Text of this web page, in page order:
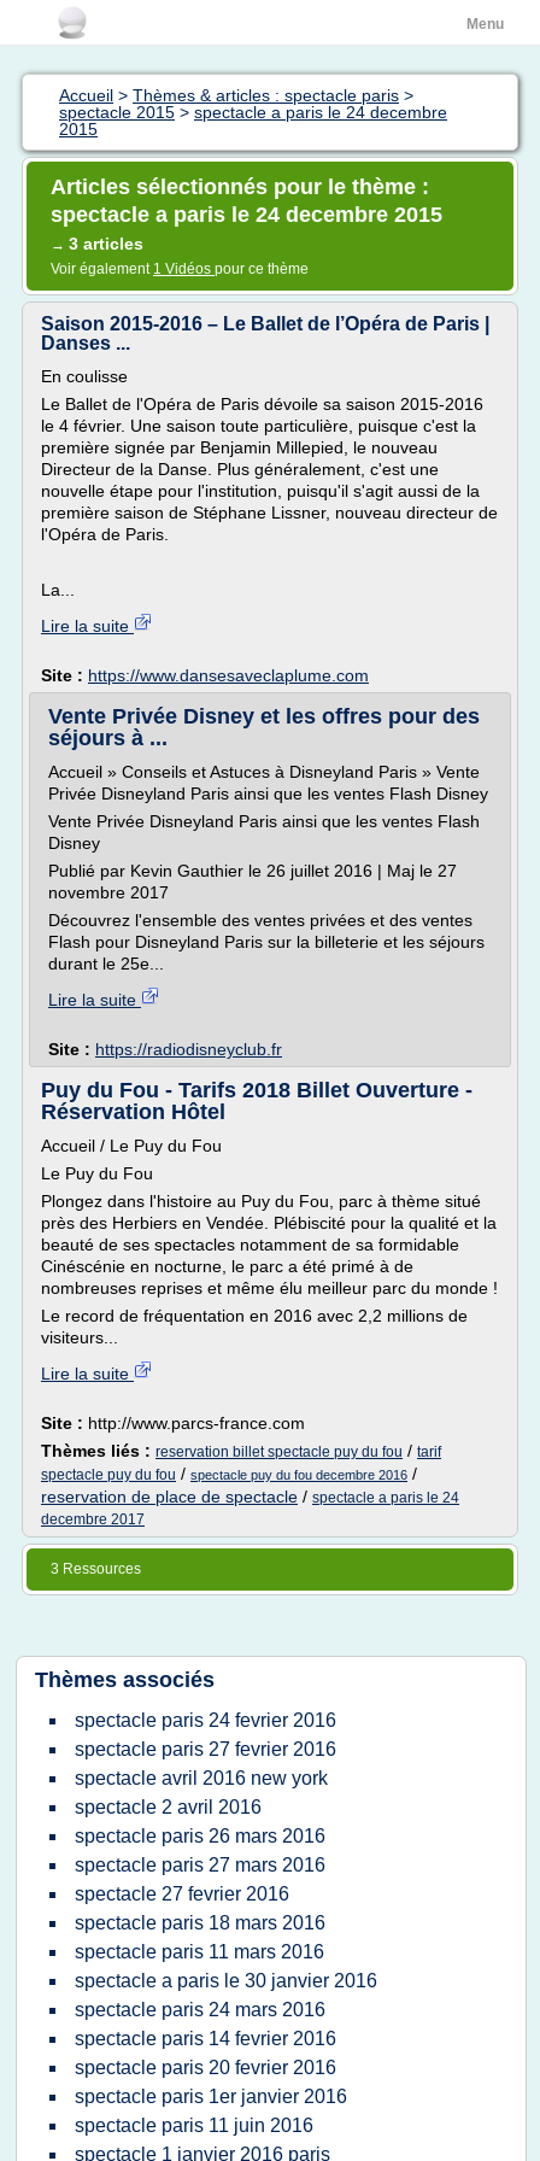
Menu
Accueil > Thèmes & articles : spectacle paris >
spectacle 2015 > spectacle a paris le 24 decembre
2015
Articles sélectionnés pour le thème :
spectacle a paris le 24 decembre 2015
→ 3 articles
Voir également 1 Vidéos pour ce thème
Saison 2015-2016 – Le Ballet de l’Opéra de Paris |
Danses ...
En coulisse
Le Ballet de l'Opéra de Paris dévoile sa saison 2015-2016
le 4 février. Une saison toute particulière, puisque c'est la
première signée par Benjamin Millepied, le nouveau
Directeur de la Danse. Plus généralement, c'est une
nouvelle étape pour l'institution, puisqu'il s'agit aussi de la
première saison de Stéphane Lissner, nouveau directeur de
l'Opéra de Paris.
La...
Lire la suite
Site : https://www.dansesaveclaplume.com
Vente Privée Disney et les offres pour des
séjours à ...
Accueil » Conseils et Astuces à Disneyland Paris » Vente
Privée Disneyland Paris ainsi que les ventes Flash Disney
Vente Privée Disneyland Paris ainsi que les ventes Flash
Disney
Publié par Kevin Gauthier le 26 juillet 2016 | Maj le 27
novembre 2017
Découvrez l'ensemble des ventes privées et des ventes
Flash pour Disneyland Paris sur la billeterie et les séjours
durant le 25e...
Lire la suite
Site : https://radiodisneyclub.fr
Puy du Fou - Tarifs 2018 Billet Ouverture -
Réservation Hôtel
Accueil / Le Puy du Fou
Le Puy du Fou
Plongez dans l'histoire au Puy du Fou, parc à thème situé
près des Herbiers en Vendée. Plébiscité pour la qualité et la
beauté de ses spectacles notamment de sa formidable
Cinéscénie en nocturne, le parc a été primé à de
nombreuses reprises et même élu meilleur parc du monde !
Le record de fréquentation en 2016 avec 2,2 millions de
visiteurs...
Lire la suite
Site : http://www.parcs-france.com
Thèmes liés : reservation billet spectacle puy du fou / tarif
spectacle puy du fou / spectacle puy du fou decembre 2016 /
reservation de place de spectacle / spectacle a paris le 24
decembre 2017
3 Ressources
Thèmes associés
spectacle paris 24 fevrier 2016
spectacle paris 27 fevrier 2016
spectacle avril 2016 new york
spectacle 2 avril 2016
spectacle paris 26 mars 2016
spectacle paris 27 mars 2016
spectacle 27 fevrier 2016
spectacle paris 18 mars 2016
spectacle paris 11 mars 2016
spectacle a paris le 30 janvier 2016
spectacle paris 24 mars 2016
spectacle paris 14 fevrier 2016
spectacle paris 20 fevrier 2016
spectacle paris 1er janvier 2016
spectacle paris 11 juin 2016
spectacle 1 janvier 2016 paris